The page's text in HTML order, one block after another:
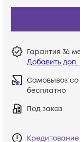
Гарантия 36
Добавить
Самовывоз со
бесплатно
Под заказ